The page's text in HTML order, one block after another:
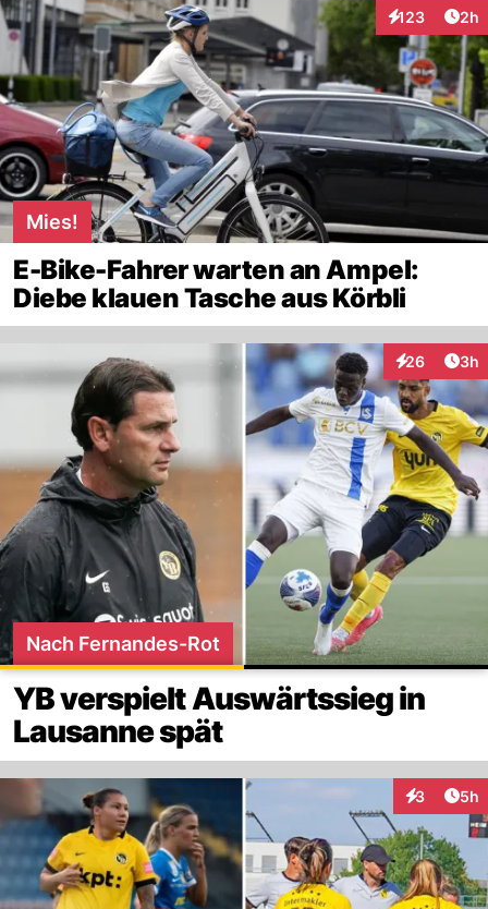
123
Interaktionen
2h
Mies!
E-Bike-Fahrer warten an Ampel:
Diebe klauen Tasche aus Körbli
26
Interaktionen
3h
Nach Fernandes-Rot
YB verspielt Auswärtssieg in
Lausanne spät
3 5h